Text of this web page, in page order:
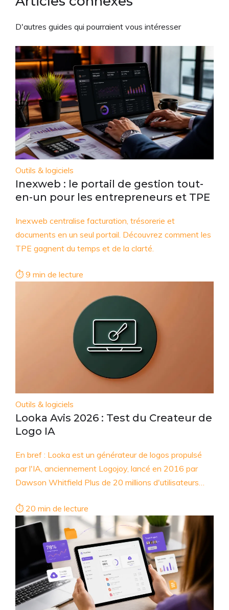
D'autres guides qui pourraient vous intéresser
Outils & logiciels
Inexweb : le portail de gestion tout-
en-un pour les entrepreneurs et TPE
Inexweb centralise facturation, trésorerie et
documents en un seul portail. Découvrez comment les
TPE gagnent du temps et de la clarté.
⏱ 9 min de lecture
Outils & logiciels
Looka Avis 2026 : Test du Createur de
Logo IA
En bref : Looka est un générateur de logos propulsé
par l'IA, anciennement Logojoy, lancé en 2016 par
Dawson Whitfield Plus de 20 millions d'utilisateurs…
⏱ 20 min de lecture